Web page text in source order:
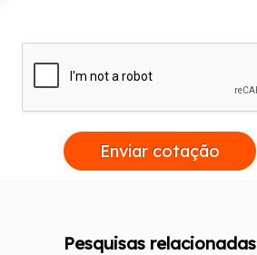
Enviar cotação
Pesquisas relacionadas